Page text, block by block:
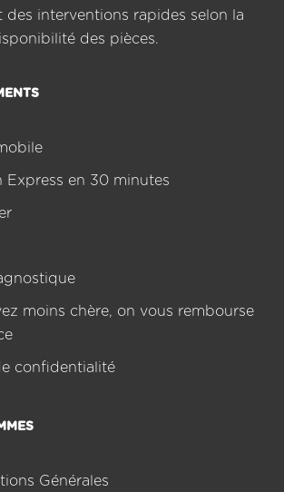
des interventions rapides selon la
des pièces.
Express en 30 minutes
moins chère, on vous rembourse
confidentialité
Générales